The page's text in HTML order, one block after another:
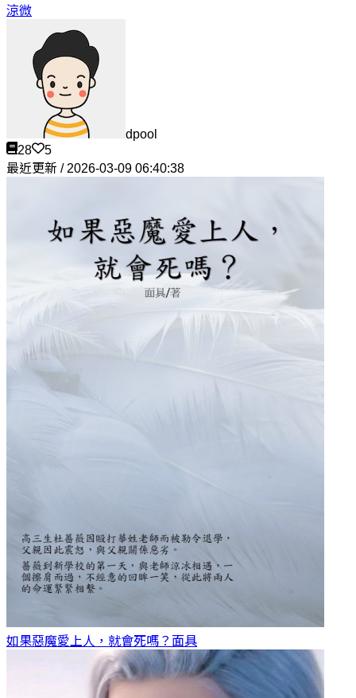
涼微
dpool
28
5
最近更新 / 2026-03-09 06:40:38
如果惡魔愛上人，就會死嗎？ 面具